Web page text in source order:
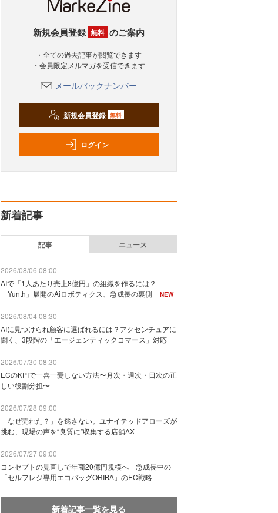
新規会員登録 無料 のご案内
・全ての過去記事が閲覧できます
・会員限定メルマガを受信できます
メールバックナンバー
新規会員登録 無料
ログイン
新着記事
記事 ニュース
2026/08/06 08:00
AIで「1人あたり売上8億円」の組織を作るには？
「Yunth」展開のAiロボティクス、急成長の裏側
NEW
2026/08/04 08:30
AIに見つけられ顧客に選ばれるには？アクセンチュアに
聞く、3段階の「エージェンティックコマース」対応
2026/07/30 08:30
ECのKPIで一喜一憂しない方法〜月次・週次・日次の正
しい役割分担〜
2026/07/28 09:00
「なぜ売れた？」を逃さない。ユナイテッドアローズが
挑む、現場の声を“良質に”収集する店舗AX
2026/07/27 09:00
コンセプトの見直しで年商20億円規模へ 急成長中の
「セルフレジ専用エコバッグORIBA」のEC戦略
新着記事一覧を見る